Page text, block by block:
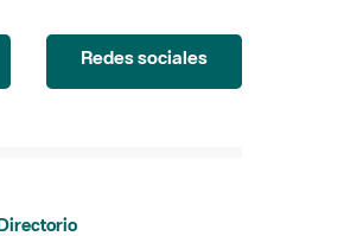
Redes sociales